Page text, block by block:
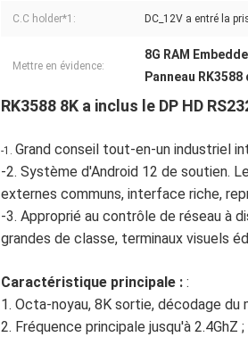
C.C holder*1: DC_12V a entré la
Mettre en évidence:
8G RAM
Panneau
RK3588 8K a inclus le DP HD
-1. Grand conseil tout-en-un industriel
-2. Système d'Android 12 de soutien.
externes communs, interface riche,
-3. Approprié au contrôle de réseau à
grandes de classe, terminaux visuels
Caractéristique principale : :
1. Octa-noyau, 8K sortie, décodage du
2. Fréquence principale jusqu'à 2.4GhZ ;